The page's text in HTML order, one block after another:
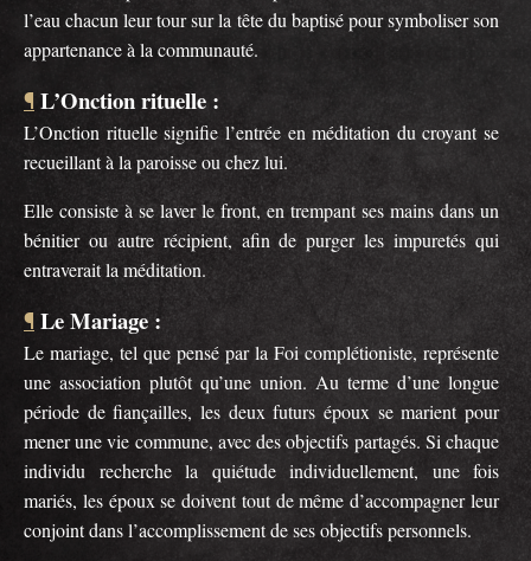
l’eau chacun leur tour sur la tête du baptisé pour symboliser son
appartenance à la communauté.
¶ L’Onction rituelle :
L’Onction rituelle signifie l’entrée en méditation du croyant se
recueillant à la paroisse ou chez lui.
Elle consiste à se laver le front, en trempant ses mains dans un
bénitier ou autre récipient, afin de purger les impuretés qui
entraverait la méditation.
¶ Le Mariage :
Le mariage, tel que pensé par la Foi complétioniste, représente
une association plutôt qu’une union. Au terme d’une longue
période de fiançailles, les deux futurs époux se marient pour
mener une vie commune, avec des objectifs partagés. Si chaque
individu recherche la quiétude individuellement, une fois
mariés, les époux se doivent tout de même d’accompagner leur
conjoint dans l’accomplissement de ses objectifs personnels.